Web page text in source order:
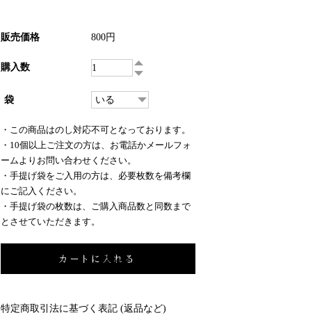
販売価格 800円
購入数
袋
・この商品はのし対応不可となっております。
・10個以上ご注文の方は、お電話かメールフォ
ームよりお問い合わせください。
・手提げ袋をご入用の方は、必要枚数を備考欄
にご記入ください。
・手提げ袋の枚数は、ご購入商品数と同数まで
とさせていただきます。
特定商取引法に基づく表記 (返品など)